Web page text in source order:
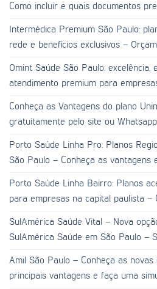
Como incluir e quais documentos
Intermédica Premium São Paulo:
rede e benefícios exclusivos –
Omint Saúde São Paulo: excelência,
atendimento premium para
Conheça as Vantagens do plano
gratuitamente pelo site ou Whatsapp
Porto Saúde Linha Pro: Planos
São Paulo – Conheça as vantagens
Porto Saúde Linha Bairro: Planos
para empresas na capital paulista –
SulAmérica Saúde Vital – Nova
SulAmérica Saúde em São Paulo –
Amil São Paulo – Conheça as novas
principais vantagens e faça uma